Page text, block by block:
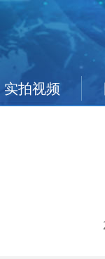
实拍视频